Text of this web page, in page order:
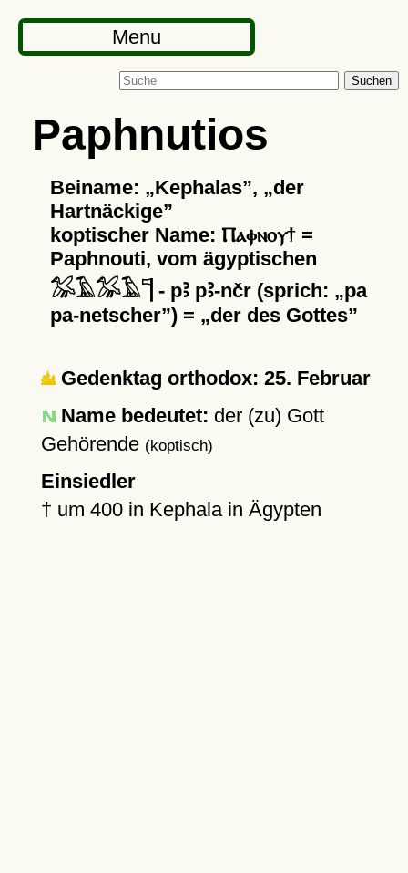
Menu
Suchen
Paphnutios
Beiname: Kephalas ,
der
Hartnäckige
koptischer Name: Ⲡⲁⲫⲛⲟⲩϯ =
Paphnouti, vom ägyptischen
𓅮𓄿𓅮𓄿𓊹 - pꜢ pꜢ-nčr (sprich:
pa
pa-netscher ) = der des Gottes
Gedenktag orthodox: 25. Februar
Name bedeutet: der (zu) Gott
Gehörende (koptisch)
Einsiedler
† um 400in Kephala in Ägypten